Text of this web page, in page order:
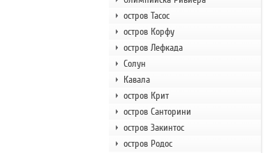
остров Тасос
остров Корфу
остров Лефкада
Солун
Кавала
остров Крит
остров Санторини
остров Закинтос
остров Родос